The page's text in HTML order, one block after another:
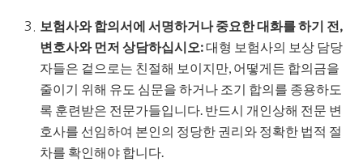
보험사와 합의서에 서명하거나 중요한 대화를 하기 전,
변호사와 먼저 상담하십시오:대형 보험사의 보상 담당
자들은 겉으로는 친절해 보이지만, 어떻게든 합의금을
줄이기 위해 유도 심문을 하거나 조기 합의를 종용하도
록 훈련받은 전문가들입니다. 반드시 개인상해 전문 변
호사를 선임하여 본인의 정당한 권리와 정확한 법적 절
차를 확인해야 합니다.